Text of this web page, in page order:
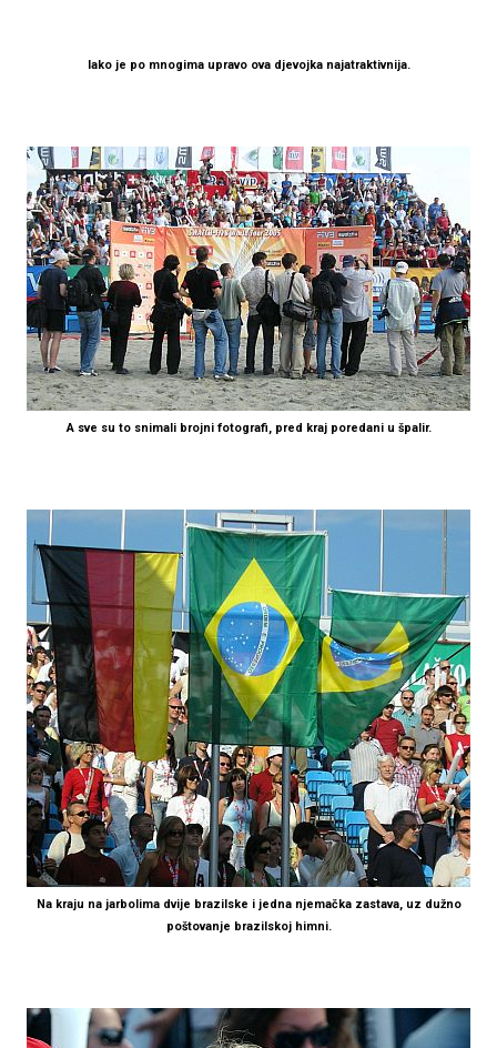
Iako je po mnogima upravo ova djevojka najatraktivnija.
A sve su to snimali brojni fotografi, pred kraj poredani u špalir.
Na kraju na jarbolima dvije brazilske i jedna njemačka zastava, uz dužno
poštovanje brazilskoj himni.